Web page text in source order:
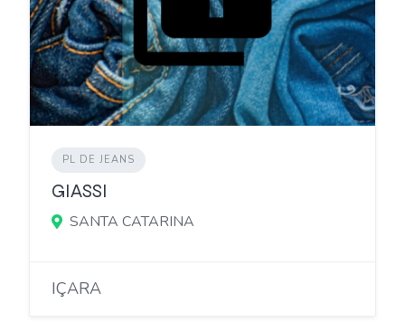
PL DE JEANS
GIASSI
SANTA CATARINA
IÇARA